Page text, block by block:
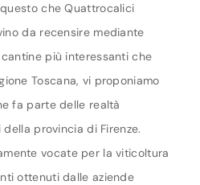
che Quattrocalici
da recensire mediante
più interessanti che
Toscana, vi proponiamo
fa parte delle realtà
provincia di Firenze.
vocate per la viticoltura
ottenuti dalle aziende